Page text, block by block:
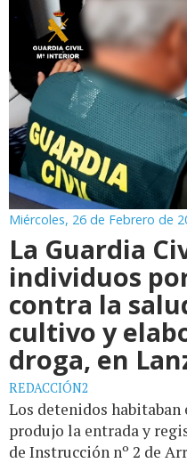
Miércoles, 26 de Febrero de
La Guardia
individuos
contra la
cultivo y
droga, en
REDACCIÓN2
Los detenidos habitaban
produjo la entrada y
de Instrucción nº 2 de